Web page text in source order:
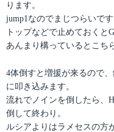
ります。
jump1なのでまじつらいで
トップなどで止めておくと
あんまり構っているとこち
4体倒すと増援が来るので
に叩き込みます。
流れでノインを倒したら、
倒して終わり。
ルシアよりはラメセスの